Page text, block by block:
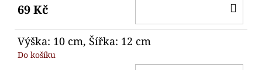
69 Kč
Výška: 10 cm, Šířka: 12 cm
Do košíku